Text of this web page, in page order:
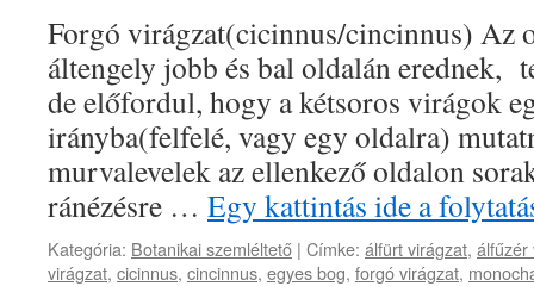
Forgó virágzat(cicinnus/cincinnus) Az
áltengely jobb és bal oldalán erednek,
de előfordul, hogy a kétsoros virágok
irányba(felfelé, vagy egy oldalra)
murvalevelek az ellenkező oldalon
ránézésre … Egy kattintás ide a
Kategória: Botanikai szemléltető | Címke: álfürt virágzat, álfűzér
virágzat, cicinnus, cincinnus, egyes bog, forgó virágzat,